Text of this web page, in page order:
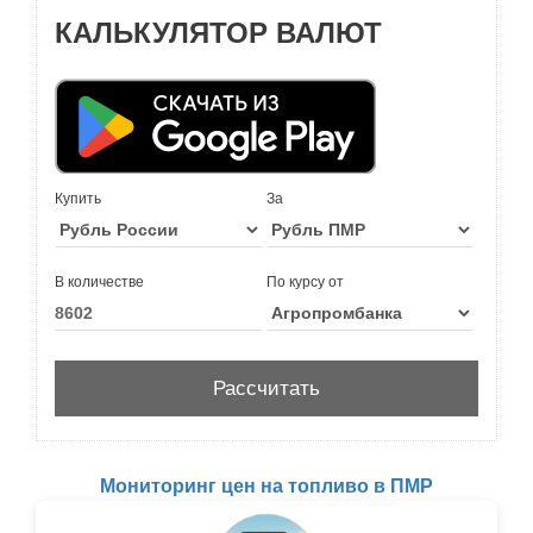
КАЛЬКУЛЯТОР ВАЛЮТ
Купить За
В количестве По курсу от
Мониторинг цен на топливо в ПМР